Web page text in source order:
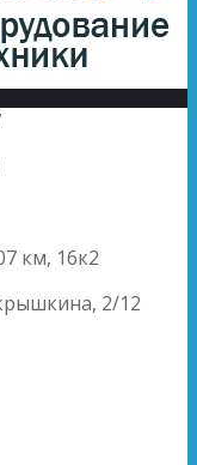
км, 16к2
2/12